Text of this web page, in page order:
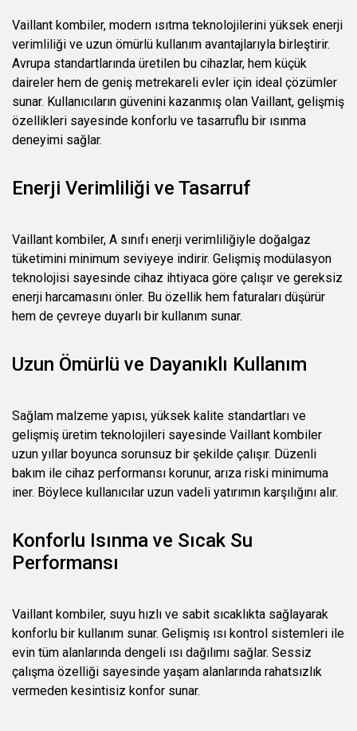
Vaillant kombiler, modern ısıtma teknolojilerini yüksek enerji
verimliliği ve uzun ömürlü kullanım avantajlarıyla birleştirir.
Avrupa standartlarında üretilen bu cihazlar, hem küçük
daireler hem de geniş metrekareli evler için ideal çözümler
sunar. Kullanıcıların güvenini kazanmış olan Vaillant, gelişmiş
özellikleri sayesinde konforlu ve tasarruflu bir ısınma
deneyimi sağlar.
Enerji Verimliliği ve Tasarruf
Vaillant kombiler, A sınıfı enerji verimliliğiyle doğalgaz
tüketimini minimum seviyeye indirir. Gelişmiş modülasyon
teknolojisi sayesinde cihaz ihtiyaca göre çalışır ve gereksiz
enerji harcamasını önler. Bu özellik hem faturaları düşürür
hem de çevreye duyarlı bir kullanım sunar.
Uzun Ömürlü ve Dayanıklı Kullanım
Sağlam malzeme yapısı, yüksek kalite standartları ve
gelişmiş üretim teknolojileri sayesinde Vaillant kombiler
uzun yıllar boyunca sorunsuz bir şekilde çalışır. Düzenli
bakım ile cihaz performansı korunur, arıza riski minimuma
iner. Böylece kullanıcılar uzun vadeli yatırımın karşılığını alır.
Konforlu Isınma ve Sıcak Su
Performansı
Vaillant kombiler, suyu hızlı ve sabit sıcaklıkta sağlayarak
konforlu bir kullanım sunar. Gelişmiş ısı kontrol sistemleri ile
evin tüm alanlarında dengeli ısı dağılımı sağlar. Sessiz
çalışma özelliği sayesinde yaşam alanlarında rahatsızlık
vermeden kesintisiz konfor sunar.